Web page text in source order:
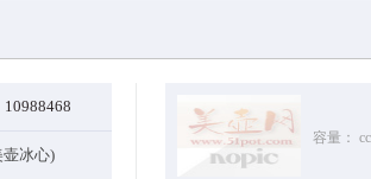
All Rights Reserved
10988468
壶冰心)
容量： cc